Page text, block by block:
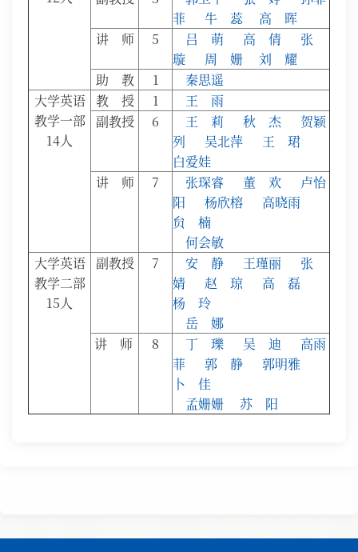
菲
牛 蕊
高 晖
讲 师
5 吕 萌 高 倩
张
璇
周 姗
刘 耀
助 教
1
秦思遥
大学英语
教学一部
14人
教 授 1
王 雨
副教授
6 王 莉 秋 杰
贺颖
列
吴北萍
王 珺
白爱娃
讲 师
7 张琛睿 董 欢
卢怡
阳
杨欣榕
高晓雨
贠 楠
何会敏
大学英语
教学二部
15人
副教授 7 安 静 王瑾丽
张
婧
赵 琼
高 磊
杨 玲
岳 娜
讲 师
8 丁 瓅 吴 迪
高雨
菲
郭 静
郭明雅
卜 佳
孟姗姗
苏 阳